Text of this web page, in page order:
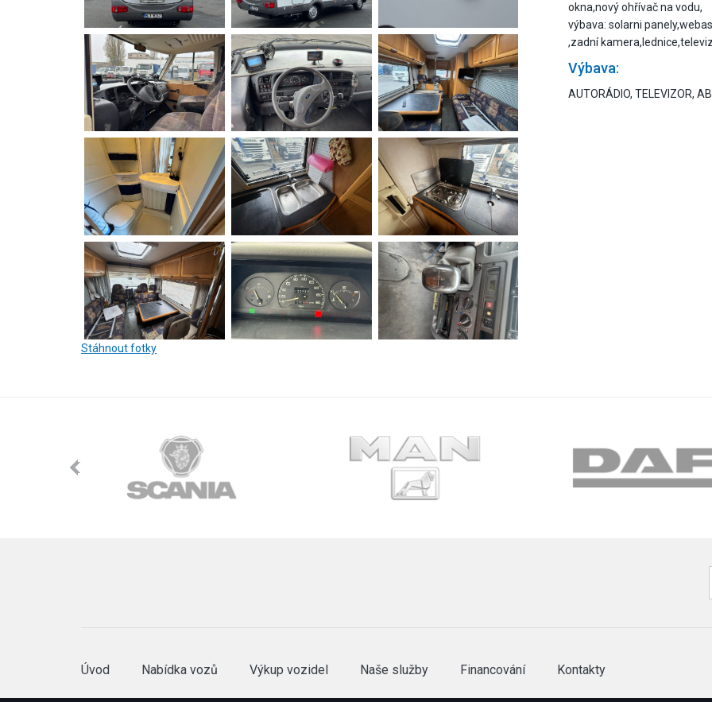
Stáhnout fotky
okna,nový ohřívač na vodu,
výbava: solarni
,zadní
Výbava:
AUTORÁDIO, TELEVIZOR,
Úvod Nabídka vozů Výkup vozidel Naše služby Financování Kontakty